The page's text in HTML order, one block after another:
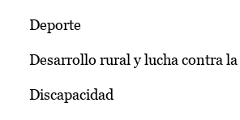
Deporte
Desarrollo rural y lucha contra
Discapacidad